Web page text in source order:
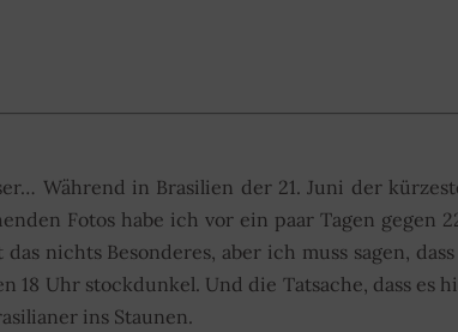
Während in Brasilien der 21. Juni der
Fotos habe ich vor ein paar Tagen gegen
nichts Besonderes, aber ich muss sagen,
18 Uhr stockdunkel. Und die Tatsache, dass es
ins Staunen.